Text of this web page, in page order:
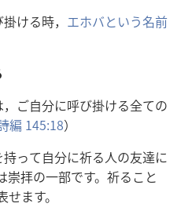
掛ける時， エホバという名前
，ご自分に呼び掛ける全ての
編 145:18）
持って自分に祈る人の友達に
崇拝の一部です。 祈ること
せます。